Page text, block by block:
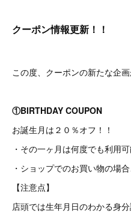
クーポン情報更新！！
この度、クーポンの新たな企
①BIRTHDAY COUPON
お誕生月は２０％オフ！！
・その一ヶ月は何度でも利用
・ショップでのお買い物の場
【注意点】
店頭では生年月日のわかる身